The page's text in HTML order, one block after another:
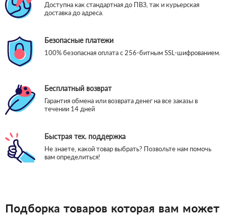
Доступна как стандартная до ПВЗ, так и курьерская
доставка до адреса.
Безопасные платежи
100% безопасная оплата с 256-битным SSL-шифрованием.
Бесплатный возврат
Гарантия обмена или возврата денег на все заказы в
течении 14 дней
Быстрая тех. поддержка
Не знаете, какой товар выбрать? Позвольте нам помочь
вам определиться!
Подборка товаров которая вам может